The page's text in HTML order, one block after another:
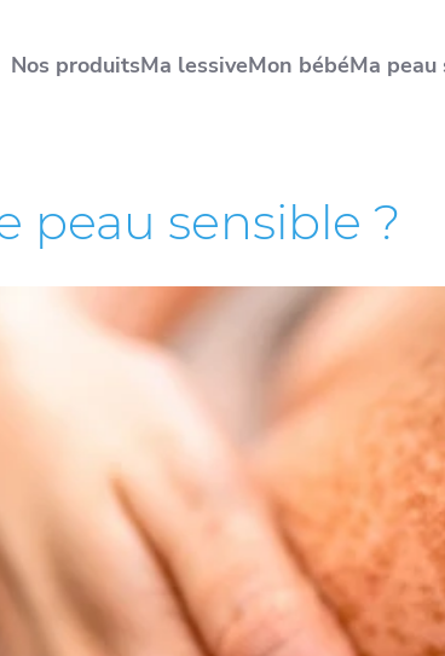
Nos produitsMa lessiveMon bébéMa
peau sensible ?